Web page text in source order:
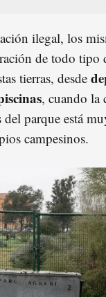
ilegal, los
de todo tipo
tierras, desde
, cuando la
parque está
campesinos.